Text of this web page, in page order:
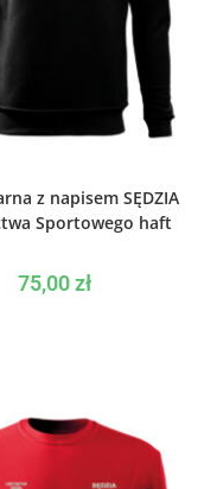
z napisem SĘDZIA
Sportowego haft
75,00zł